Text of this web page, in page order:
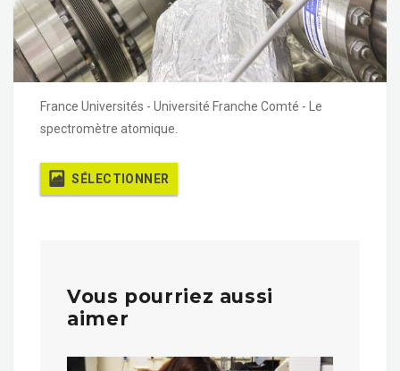
France Universités - Université Franche Comté - Le
spectromètre atomique.
SÉLECTIONNER
Vous pourriez aussi
aimer